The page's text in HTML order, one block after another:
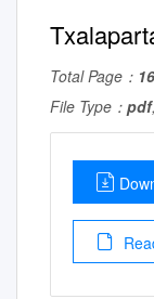
Total Page： 16
File Type： pdf